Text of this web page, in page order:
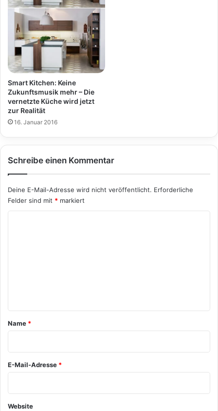
Smart Kitchen: Keine
Zukunftsmusik mehr – Die
vernetzte Küche wird jetzt
zur Realität
16. Januar 2016
Schreibe einen Kommentar
Deine E-Mail-Adresse wird nicht veröffentlicht. Erforderliche
Felder sind mit * markiert
a
*
Name *
E-Mail-Adresse *
Website